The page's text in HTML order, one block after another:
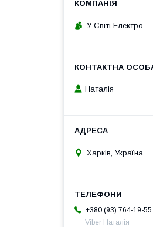
У Світі Електро
Наталія
Харків, Україна
+380 (93) 764-19-55
Viber Наталія